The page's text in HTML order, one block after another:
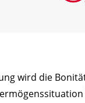
wird die